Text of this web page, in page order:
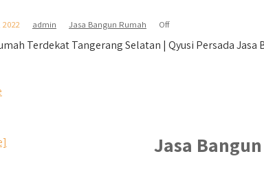
2022 admin Jasa Bangun Rumah Off
Terdekat Tangerang Selatan | Qyusi Persada
Jasa